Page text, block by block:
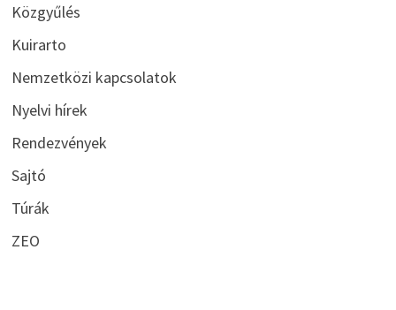
Közgyűlés
Kuirarto
Nemzetközi kapcsolatok
Nyelvi hírek
Rendezvények
Sajtó
Túrák
ZEO